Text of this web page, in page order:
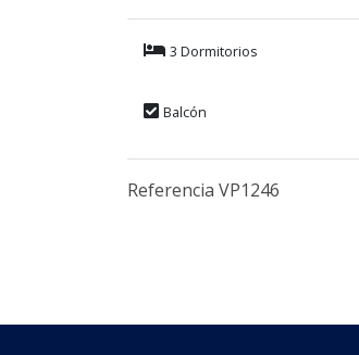
3 Dormitorios
Balcón
Referencia VP1246